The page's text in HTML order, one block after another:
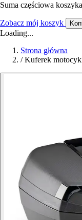
Suma częściowa koszyka
Zobacz mój koszyk
Loading...
Strona główna
/ Kuferek